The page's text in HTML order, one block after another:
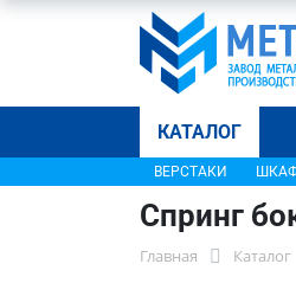
КАТАЛОГ
ВЕРСТАКИ
Спринг
Главная Каталог